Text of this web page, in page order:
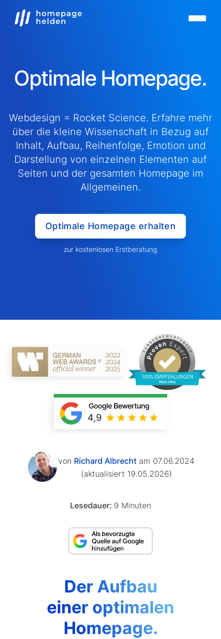
Optimale Homepage.
Webdesign = Rocket Science. Erfahre mehr
über die kleine Wissenschaft in Bezug auf
Inhalt, Aufbau, Reihenfolge, Emotion und
Darstellung von einzelnen Elementen auf
Seiten und der gesamten Homepage im
Allgemeinen.
Optimale Homepage erhalten
zur kostenlosen Erstberatung
von Richard Albrecht am 07.06.2024
(aktualisiert 19.05.2026)
Lesedauer: 9 Minuten
Der Aufbau
einer optimalen
Homepage.